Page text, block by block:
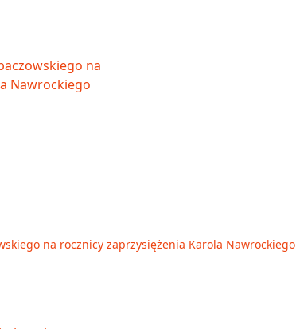
na rocznicy zaprzysiężenia Karola Nawrockiego